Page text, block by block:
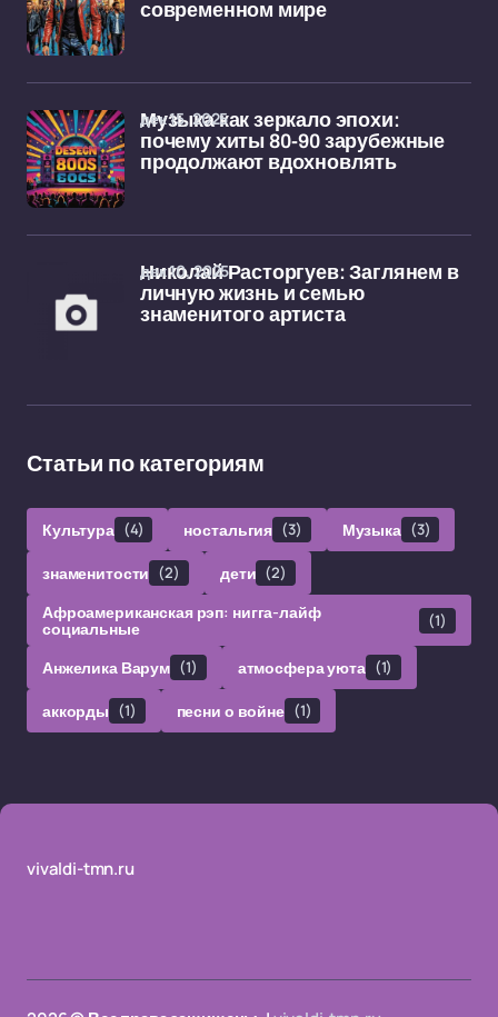
современном мире
Музыка как зеркало эпохи:
почему хиты 80-90 зарубежные
продолжают вдохновлять
дек 15, 2025
Николай Расторгуев: Заглянем в
личную жизнь и семью
знаменитого артиста
дек 10, 2025
Статьи по категориям
Культура (4) ностальгия (3) Музыка (3)
знаменитости (2) дети (2)
Афроамериканская рэп: нигга-лайф
социальные (1)
Анжелика Варум (1) атмосфера уюта (1)
аккорды (1) песни о войне (1)
vivaldi-tmn.ru